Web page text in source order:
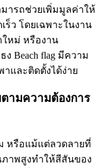
มารถช่วยเพิ่มมูลค่าให้
ร็ว โดยเฉพาะในงาน
ใหม่ หรืองาน
Beach flag มีความ
และติดตั้งได้ง่าย
ตามความต้องการ
หรือแม้แต่ลวดลายที่
าพสูงทำให้สีสันของ